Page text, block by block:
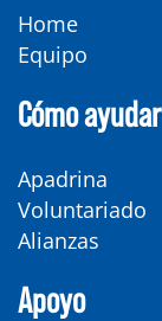
Home
Equipo
Cómo ayudar
Apadrina
Voluntariado
Alianzas
Apoyo